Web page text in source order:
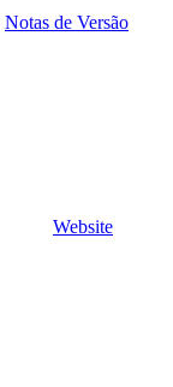
Notas de Versão
Website